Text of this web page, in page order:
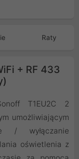
Raty
+ RF 433
T1EU2C 2
umożliwiającym
/ wyłączanie
oświetlenia z